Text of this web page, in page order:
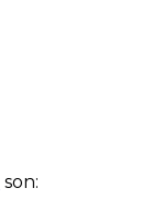
son: